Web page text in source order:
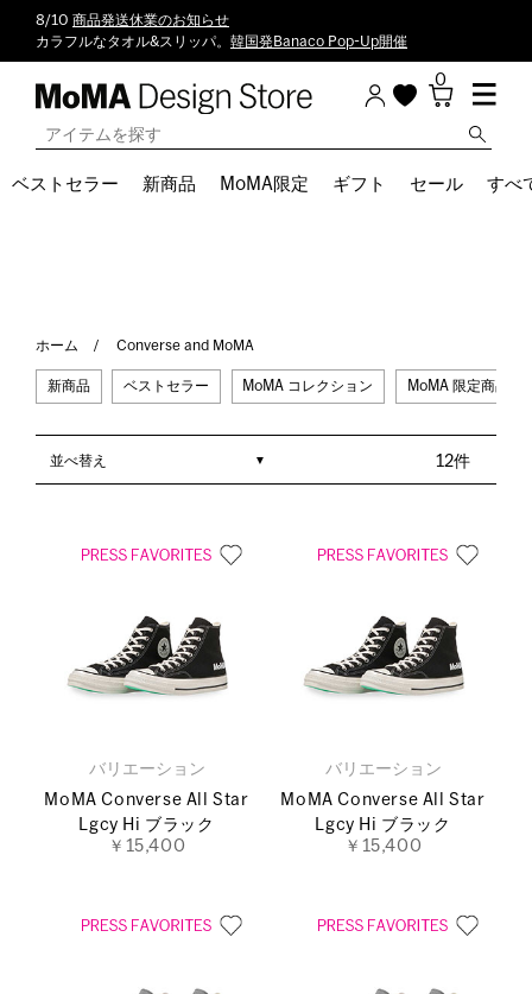
8/10 商品発送休業のお知らせ
カラフルなタオル&スリッパ。 韓国発Banaco Pop-Up開催
0
ベストセラー 新商品 MoMA限定 ギフト セール すべ
ホーム Converse and MoMA
新商品 ベストセラー MoMA コレクション MoMA 限定商品
12件
並べ替え
バリエーション
MoMA Converse All Star
Lgcy Hi ブラック
￥15,400
バリエーション
MoMA Converse All Star
Lgcy Hi ブラック
￥15,400